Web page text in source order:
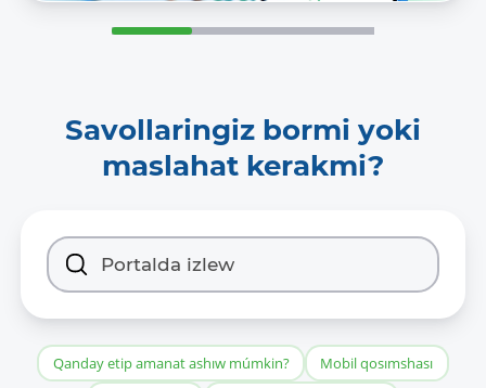
Savollaringiz bormi yoki
maslahat kerakmi?
Qanday etip amanat ashıw múmkin?
Mobil qosımshası